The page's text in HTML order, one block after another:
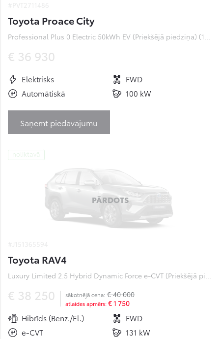
Toyota Proace City
Professional Plus 0 Electric 50kWh EV (Priekšējā piedziņa) (100 kW)
€ 36 930
Elektrisks
FWD
Automātiskā
100 kW
Saņemt piedāvājumu
noliktavā
PĀRDOTS
Toyota RAV4
Luxury Limited 2.5 Hybrid Dynamic Force e-CVT (Priekšējā piedziņa) (131 kW)
€ 38 250 sākotnējā cena: € 40 000
atlaides apmērs: € 1 750
Hibrīds (Benz./El.)
FWD
e-CVT
131 kW